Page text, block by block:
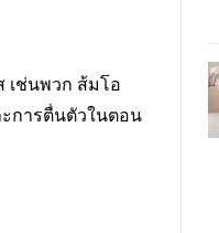
เช่นพวก ส้มโอ
การตื่นตัวในตอน